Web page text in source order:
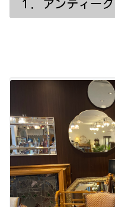
１．アンティー